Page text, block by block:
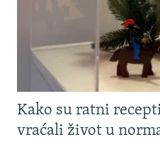
Kako su ratni
vraćali život u